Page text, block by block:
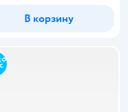
В корзину